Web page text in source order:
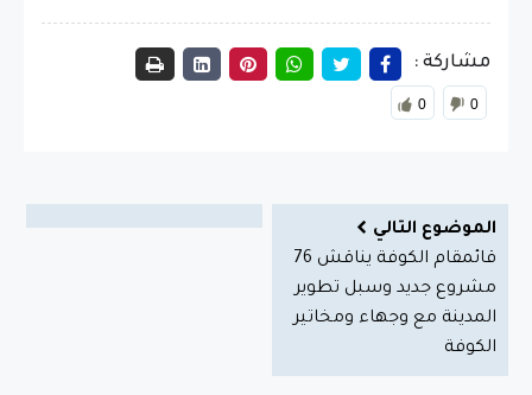
مشاركة :
0 0
الموضوع التالي
قائمقام الكوفة يناقش 76
مشروع جديد وسبل تطوير
المدينة مع وجهاء ومخاتير
الكوفة